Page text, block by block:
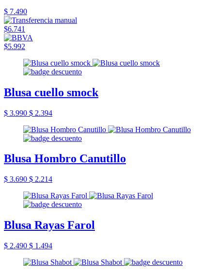
$ 7.490
$6.741
$5.992
Blusa cuello smock
$ 3.990 $ 2.394
Blusa Hombro Canutillo
$ 3.690 $ 2.214
Blusa Rayas Farol
$ 2.490 $ 1.494